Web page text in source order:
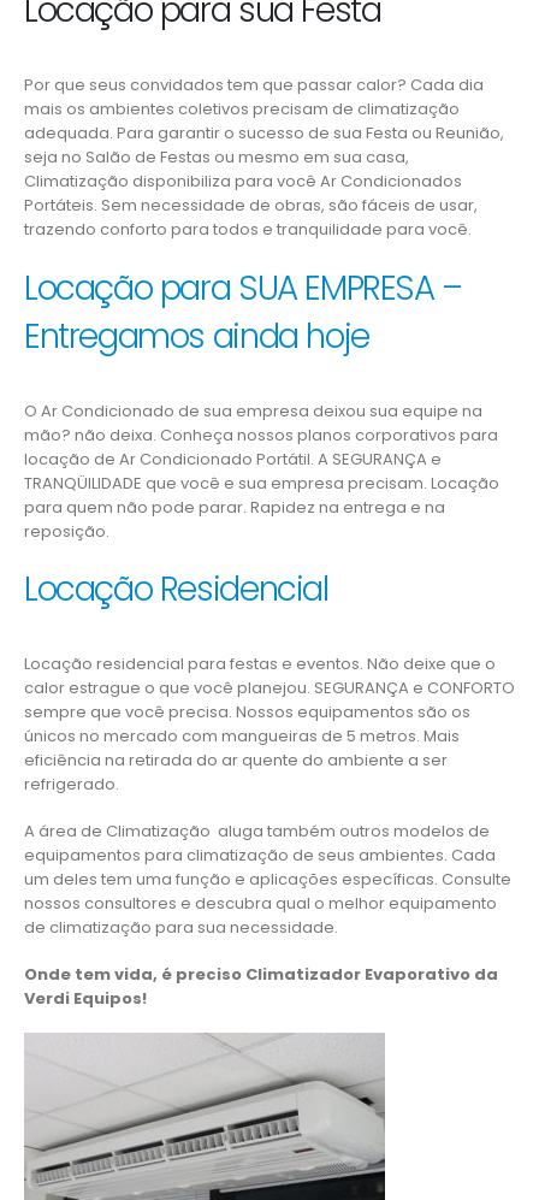
Locação para sua Festa
Por que seus convidados tem que passar calor? Cada dia
mais os ambientes coletivos precisam de climatização
adequada. Para garantir o sucesso de sua Festa ou Reunião,
seja no Salão de Festas ou mesmo em sua casa,
Climatização disponibiliza para você Ar Condicionados
Portáteis. Sem necessidade de obras, são fáceis de usar,
trazendo conforto para todos e tranquilidade para você.
Locação para SUA EMPRESA –
Entregamos ainda hoje
O Ar Condicionado de sua empresa deixou sua equipe na
mão? não deixa. Conheça nossos planos corporativos para
locação de Ar Condicionado Portátil. A SEGURANÇA e
TRANQÜILIDADE que você e sua empresa precisam. Locação
para quem não pode parar. Rapidez na entrega e na
reposição.
Locação Residencial
Locação residencial para festas e eventos. Não deixe que o
calor estrague o que você planejou. SEGURANÇA e CONFORTO
sempre que você precisa. Nossos equipamentos são os
únicos no mercado com mangueiras de 5 metros. Mais
eficiência na retirada do ar quente do ambiente a ser
refrigerado.
A área de Climatização aluga também outros modelos de
equipamentos para climatização de seus ambientes. Cada
um deles tem uma função e aplicações específicas. Consulte
nossos consultores e descubra qual o melhor equipamento
de climatização para sua necessidade.
Onde tem vida, é preciso Climatizador Evaporativo da
Verdi Equipos!